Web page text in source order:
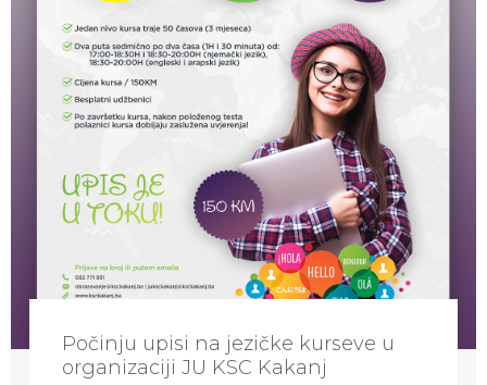
Počinju upisi na jezičke kurseve u
organizaciji JU KSC Kakanj